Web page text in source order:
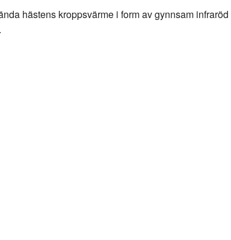
hästens kroppsvärme i form av gynnsam